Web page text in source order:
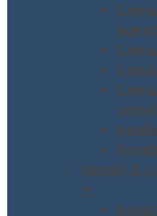
Servizi
▼